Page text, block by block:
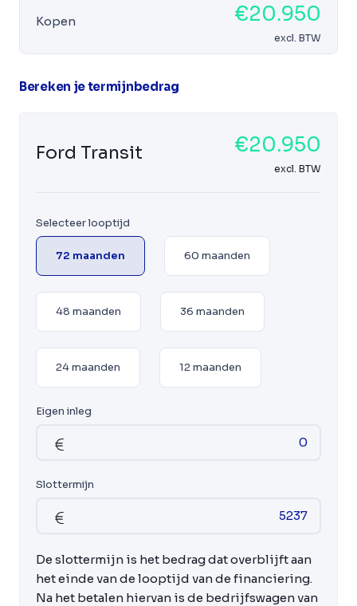
Kopen €20.950
excl. BTW
Bereken je termijnbedrag
Ford Transit €20.950
excl. BTW
Selecteer looptijd
72 maanden 60 maanden
48 maanden 36 maanden
24 maanden 12 maanden
Eigen inleg
Slottermijn
De slottermijn is het bedrag dat overblijft aan
het einde van de looptijd van de financiering.
Na het betalen hiervan is de bedrijfswagen van